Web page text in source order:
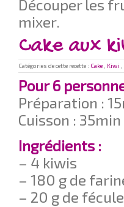
Découper les
mixer.
Cake aux
Catégories de cette recette : Cake Kiwi
Pour 6
Préparation :
Cuisson :
Ingrédients :
– 4 kiwis
– 180 g de
– 20 g de fécule